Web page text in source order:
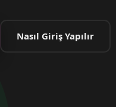
Nasıl Giriş Yapılır